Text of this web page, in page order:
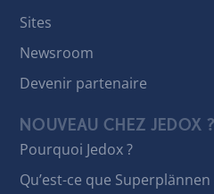
Sites
Newsroom
Devenir partenaire
NOUVEAU CHEZ JEDOX ?
Pourquoi Jedox ?
Qu’est-ce que Superplännen